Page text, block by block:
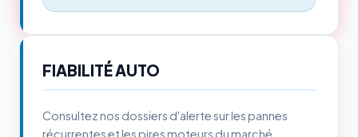
FIABILITÉ AUTO
Consultez nos dossiers d'alerte sur les pannes